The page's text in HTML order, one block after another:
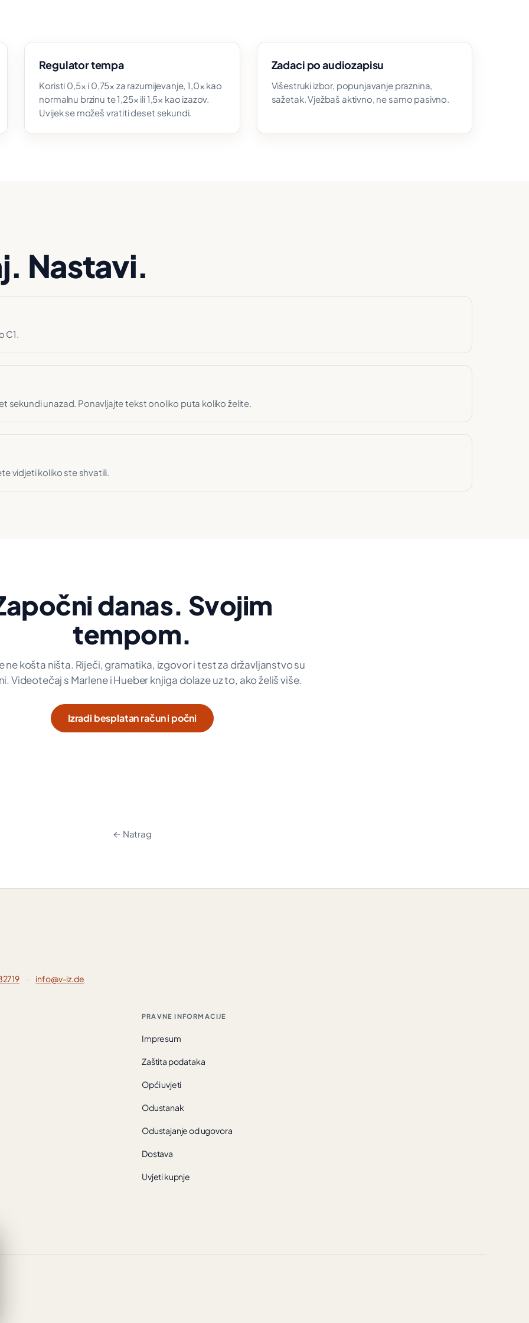
Regulator tempa
Koristi 0,5× i 0,75× za razumijevanje, 1,0× kao
normalnu brzinu te 1,25× ili 1,5× kao izazov.
Uvijek se možeš vratiti deset sekundi.
Zadaci po audiozapisu
Višestruki izbor, popunjavanje praznina,
sažetak. Vježbaš aktivno, ne samo pasivno.
Nastavi.
sekundi unazad. Ponavljajte tekst onoliko puta koliko želite.
vidjeti koliko ste shvatili.
danas. Svojim
tempom.
ne košta ništa. Riječi, gramatika, izgovor i test za državljanstvo su
Videotečaj s Marlene i Hueber knjiga dolaze uz to, ako želiš više.
Izradi besplatan račun i počni
← Natrag
· info@v-iz.de
PRAVNE INFORMACIJE
Impresum
Zaštita podataka
Opći uvjeti
Odustanak
Odustajanje od ugovora
Dostava
Uvjeti kupnje